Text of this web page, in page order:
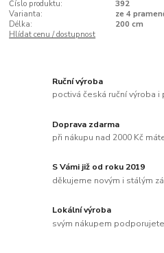
Číslo produktu:
392
Varianta:
ze 4
Délka:
200 cm
Hlídat cenu / dostupnost
Ruční výroba
poctivá česká ruční výroba
Doprava zdarma
při nákupu nad 2000 Kč
S Vámi již od roku 2019
děkujeme novým i stálým
Lokální výroba
svým nákupem